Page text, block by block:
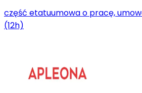
część etatuumowa o pracę,
(12h)